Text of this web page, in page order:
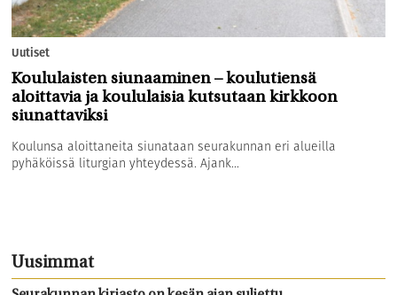
Uutiset
Koululaisten siunaaminen – koulutiensä
aloittavia ja koululaisia kutsutaan kirkkoon
siunattaviksi
Koulunsa aloittaneita siunataan seurakunnan eri alueilla
pyhäköissä liturgian yhteydessä. Ajank...
Uusimmat